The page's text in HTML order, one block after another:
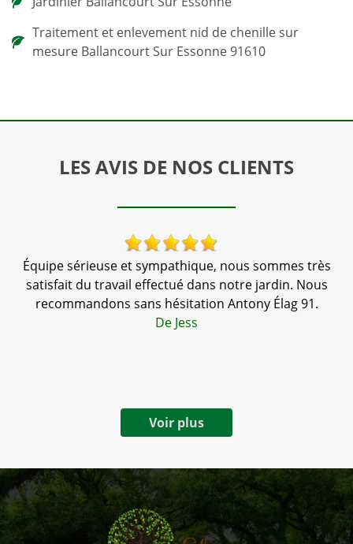
Traitement et enlevement nid de chenille sur
mesure Ballancourt Sur Essonne 91610
LES AVIS DE NOS CLIENTS
Équipe sérieuse et sympathique, nous sommes très
satisfait du travail effectué dans notre jardin. Nous
recommandons sans hésitation Antony Élag 91.
De Jess
Voir plus